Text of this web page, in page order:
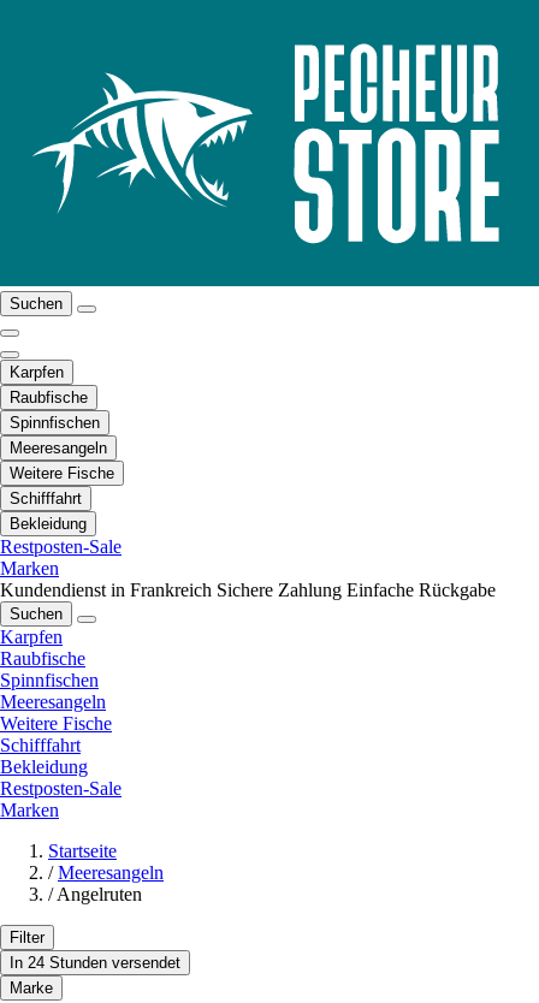
Suchen
Karpfen
Raubfische
Spinnfischen
Meeresangeln
Weitere Fische
Schifffahrt
Bekleidung
Restposten-Sale
Marken
Kundendienst in Frankreich Sichere Zahlung Einfache Rückgabe
Suchen
Karpfen
Raubfische
Spinnfischen
Meeresangeln
Weitere Fische
Schifffahrt
Bekleidung
Restposten-Sale
Marken
Startseite
/ Meeresangeln
/ Angelruten
Filter
In 24 Stunden versendet
Marke